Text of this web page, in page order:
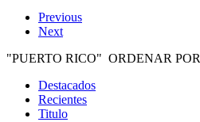
Previous
Next
"PUERTO RICO" ORDENAR POR
Destacados
Recientes
Titulo